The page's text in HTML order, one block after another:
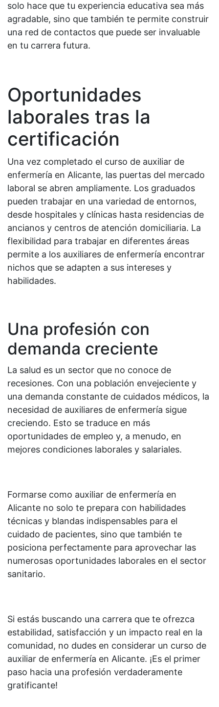
solo hace que tu experiencia educativa sea más
agradable, sino que también te permite construir
una red de contactos que puede ser invaluable
en tu carrera futura.
Oportunidades
laborales tras la
certificación
Una vez completado el curso de auxiliar de
enfermería en Alicante, las puertas del mercado
laboral se abren ampliamente. Los graduados
pueden trabajar en una variedad de entornos,
desde hospitales y clínicas hasta residencias de
ancianos y centros de atención domiciliaria. La
flexibilidad para trabajar en diferentes áreas
permite a los auxiliares de enfermería encontrar
nichos que se adapten a sus intereses y
habilidades.
Una profesión con
demanda creciente
La salud es un sector que no conoce de
recesiones. Con una población envejeciente y
una demanda constante de cuidados médicos, la
necesidad de auxiliares de enfermería sigue
creciendo. Esto se traduce en más
oportunidades de empleo y, a menudo, en
mejores condiciones laborales y salariales.
Formarse como auxiliar de enfermería en
Alicante no solo te prepara con habilidades
técnicas y blandas indispensables para el
cuidado de pacientes, sino que también te
posiciona perfectamente para aprovechar las
numerosas oportunidades laborales en el sector
sanitario.
Si estás buscando una carrera que te ofrezca
estabilidad, satisfacción y un impacto real en la
comunidad, no dudes en considerar un curso de
auxiliar de enfermería en Alicante. ¡Es el primer
paso hacia una profesión verdaderamente
gratificante!